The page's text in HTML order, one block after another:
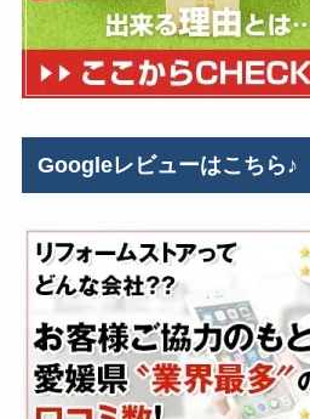
Googleレビューはこちら♪